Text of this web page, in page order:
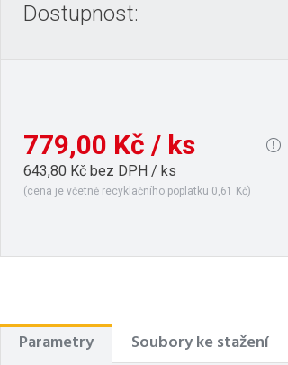
Dostupnost:
779,00 Kč / ks
643,80 Kč bez DPH / ks
(cena je včetně recyklačního poplatku 0,61 Kč)
Parametry Soubory ke stažení